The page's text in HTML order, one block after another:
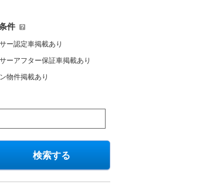
件
ー認定車掲載あり
ーアフター保証車掲載あり
物件掲載あり
検索する